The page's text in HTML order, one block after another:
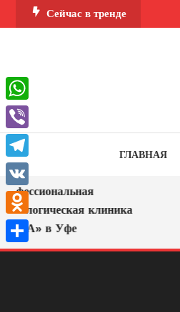
Перейти
к
Сейчас в тренде
ГЛАВНАЯ
клиника
в Уфе
WhatsApp
Viber
Telegram
VK
Odnoklassniki
Отправить